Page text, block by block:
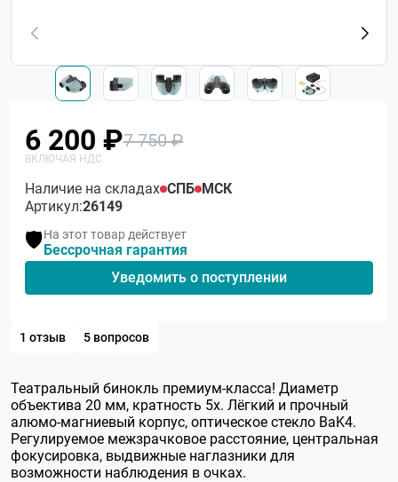
6 200 ₽7 750 ₽
Наличие на складах СПБ МСК
Артикул:26149
🛡️На этот товар действует
Бессрочная гарантия
Уведомить о поступлении
1 отзыв 5 вопросов
Театральный бинокль премиум-класса! Диаметр
объектива 20 мм, кратность 5х. Лёгкий и прочный
алюмо-магниевый корпус, оптическое стекло BaK4.
Регулируемое межзрачковое расстояние, центральная
фокусировка, выдвижные наглазники для
возможности наблюдения в очках.